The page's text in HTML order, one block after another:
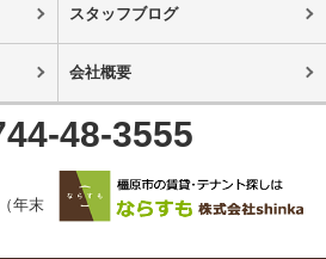
スタッフブログ
会社概要
48-3555
年末